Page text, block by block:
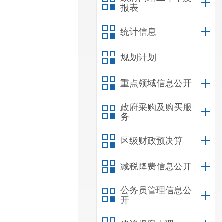
报表
统计信息
规划计划
重点领域信息公开
政府采购及购买服
务
区级财政预决算
减税降费信息公开
公务员管理信息公
开